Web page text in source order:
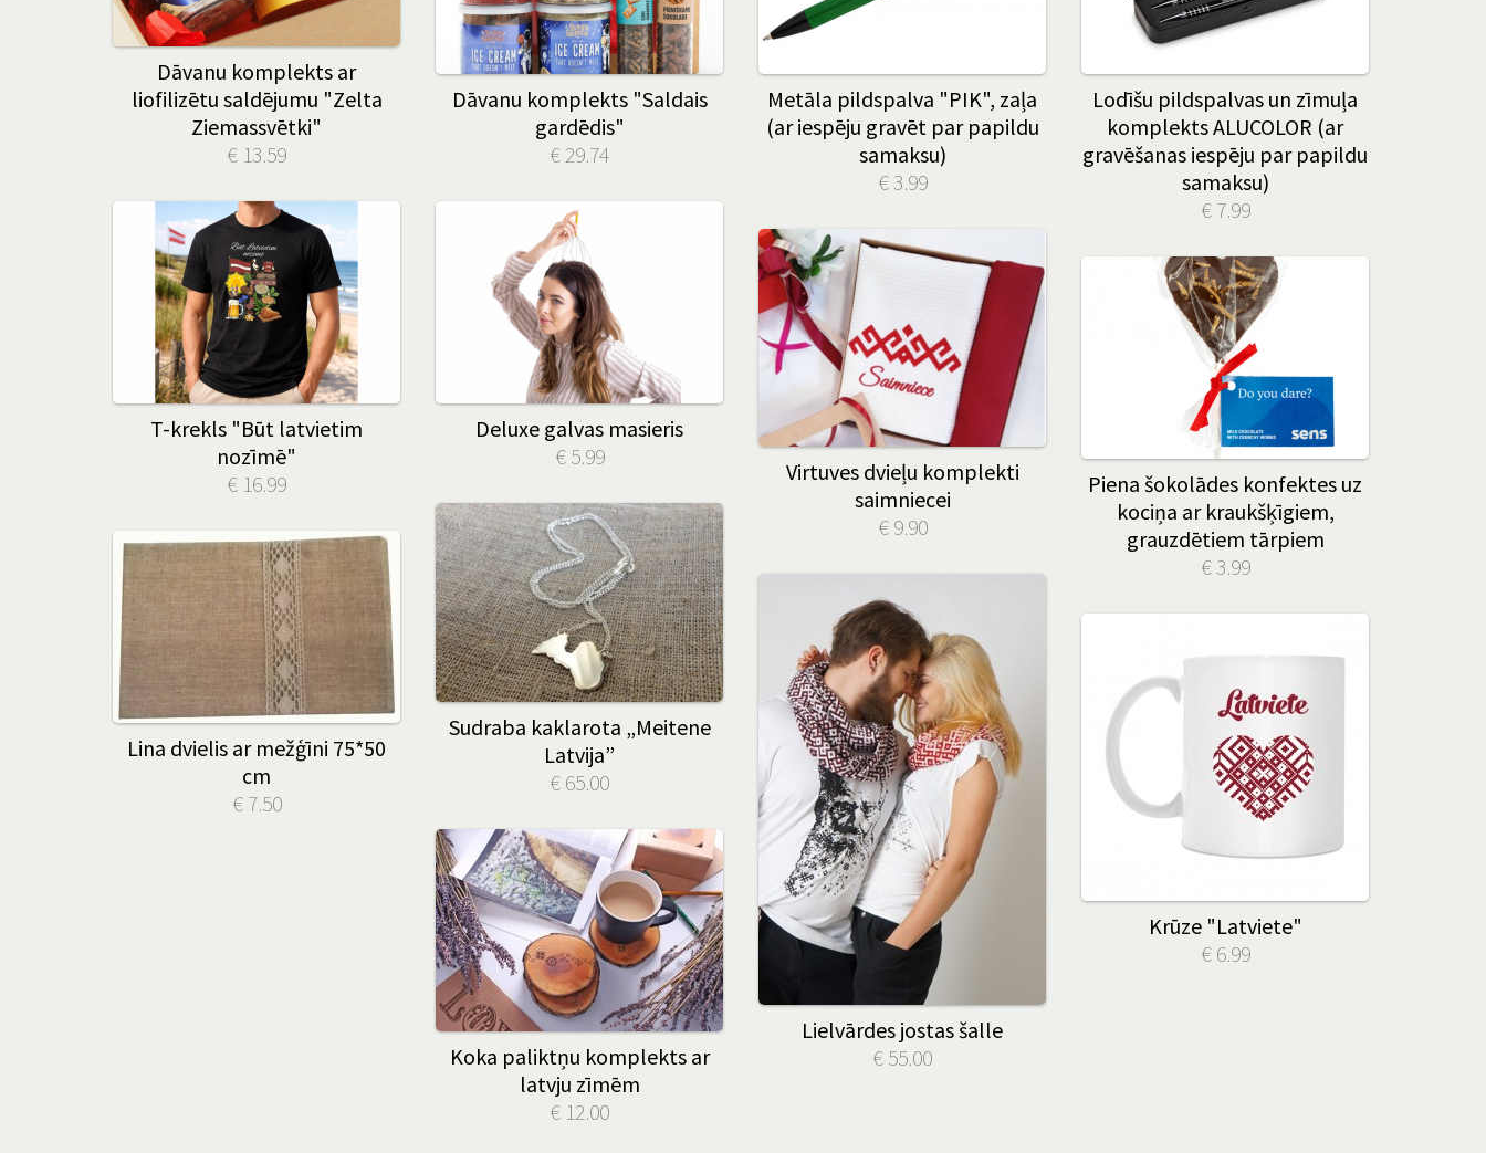
Dāvanu komplekts ar
liofilizētu saldējumu "Zelta
Ziemassvētki"
€ 13.59
Dāvanu komplekts "Saldais
gardēdis"
€ 29.74
Metāla pildspalva "PIK", zaļa
(ar iespēju gravēt par papildu
samaksu)
€ 3.99
Lodīšu pildspalvas un zīmuļa
komplekts ALUCOLOR (ar
gravēšanas iespēju par papildu
samaksu)
€ 7.99
T-krekls "Būt latvietim
nozīmē"
€ 16.99
Deluxe galvas masieris
€ 5.99
Virtuves dvieļu komplekti
saimniecei
€ 9.90
Piena šokolādes konfektes uz
kociņa ar kraukšķīgiem,
grauzdētiem tārpiem
€ 3.99
Sudraba kaklarota „Meitene
Latvija”
€ 65.00
Lina dvielis ar mežģīni 75*50
cm
€ 7.50
Lielvārdes jostas šalle
€ 55.00
Krūze "Latviete"
€ 6.99
Koka paliktņu komplekts ar
latvju zīmēm
€ 12.00